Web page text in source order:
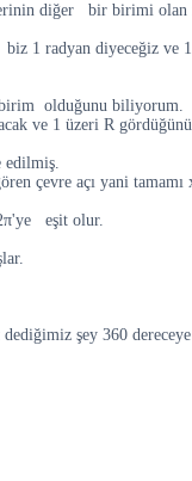
diğer bir birimi olan
biz 1 radyan diyeceğiz
birim olduğunu biliyorum.
ve 1 üzeri R
edilmiş.
çevre açı yani
2π'ye eşit olur.
şey 360